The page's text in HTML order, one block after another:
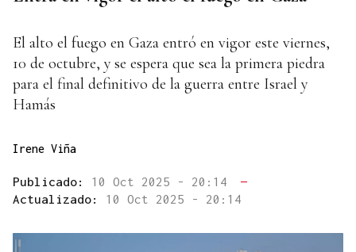
El alto el fuego en Gaza entró en vigor este viernes,
10 de octubre, y se espera que sea la primera piedra
para el final definitivo de la guerra entre Israel y
Hamás
Irene Viña
Publicado: 10 Oct 2025 - 20:14
—
Actualizado: 10 Oct 2025 - 20:14